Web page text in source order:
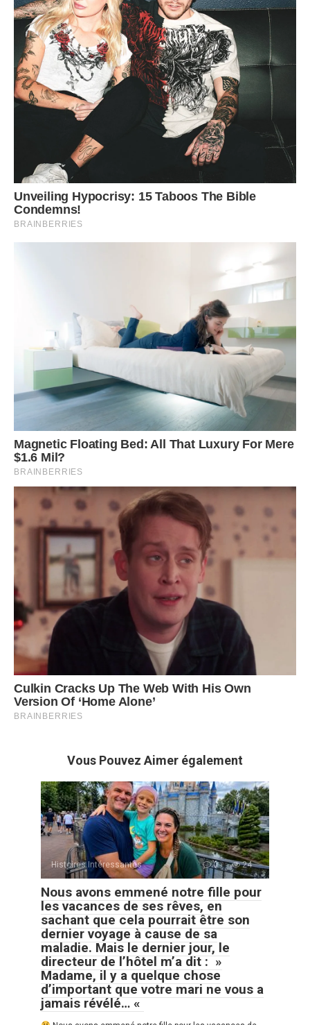
Vous Pouvez Aimer également
Histoires Intéressantes 0 24
Nous avons emmené notre fille pour
les vacances de ses rêves, en
sachant que cela pourrait être son
dernier voyage à cause de sa
maladie. Mais le dernier jour, le
directeur de l’hôtel m’a dit : »
Madame, il y a quelque chose
d’important que votre mari ne vous a
jamais révélé… «